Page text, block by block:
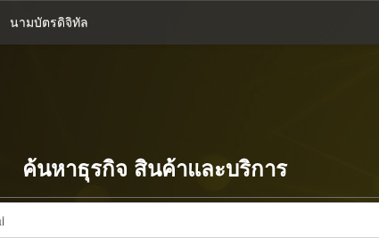
นามบัตรดิจิทัล
ค้นหาธุรกิจ สินค้าและบริการ